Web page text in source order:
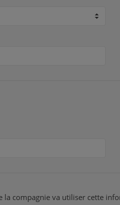
la compagnie va utiliser cette